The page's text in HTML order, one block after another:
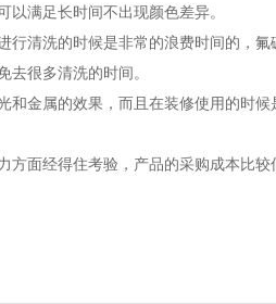
满足长时间不出现颜色差异。
行清洗的时候是非常的浪费时间的，
去很多清洗的时间。
金属的效果，而且在装修使用的时
面经得住考验，产品的采购成本比